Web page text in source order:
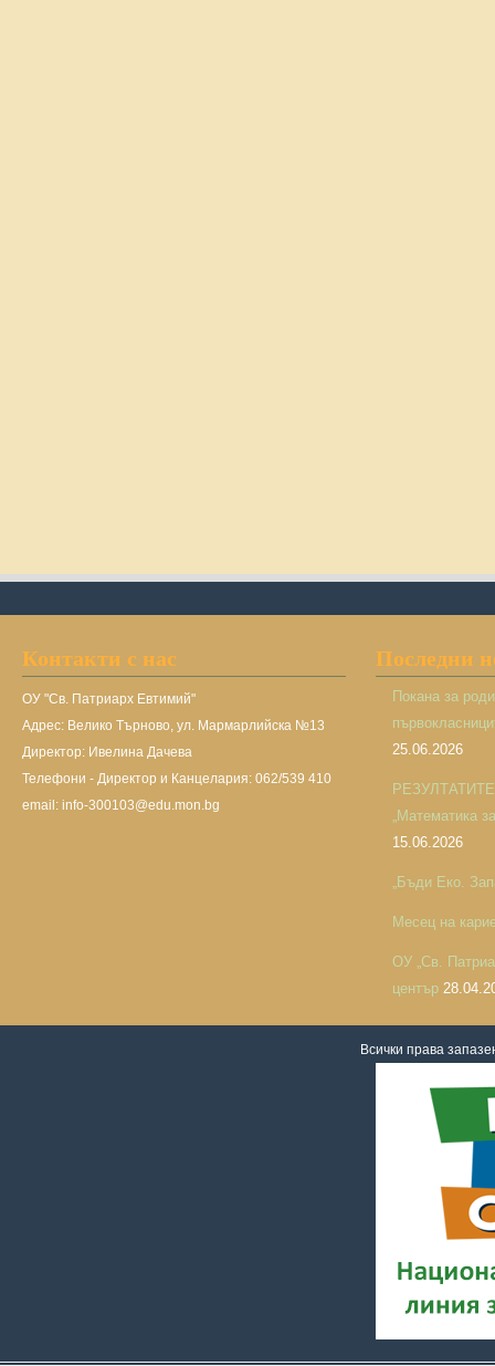
Контакти с нас
ОУ "Св. Патриарх Евтимий"
Адрес: Велико Търново, ул. Мармарлийска №13
Директор: Ивелина Дачева
Телефони - Директор и Канцелария: 062/539 410
email: info-300103@edu.mon.bg
Последни
Покана за
25.06.2026
РЕЗУЛТАТИТЕ
„Математика
15.06.2026
„Бъди Еко.
Месец на
ОУ „Св.
център
Всички права